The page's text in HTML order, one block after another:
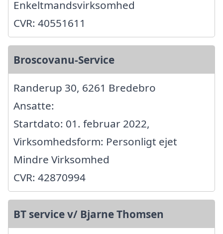
Enkeltmandsvirksomhed
CVR: 40551611
Broscovanu-Service
Randerup 30, 6261 Bredebro
Ansatte:
Startdato: 01. februar 2022,
Virksomhedsform: Personligt ejet
Mindre Virksomhed
CVR: 42870994
BT service v/ Bjarne Thomsen